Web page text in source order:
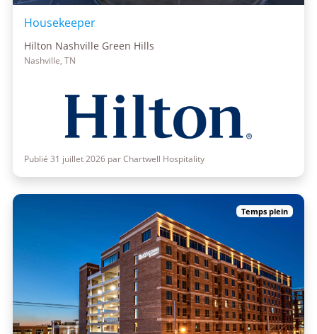
Housekeeper
Hilton Nashville Green Hills
Nashville, TN
Publié 31 juillet 2026 par Chartwell Hospitality
Temps plein